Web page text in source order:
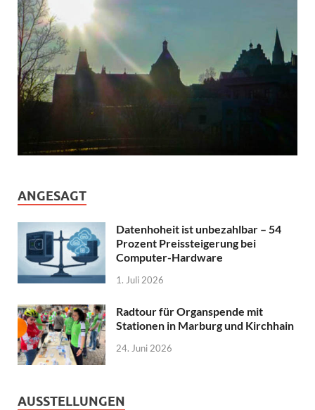
ANGESAGT
Datenhoheit ist unbezahlbar – 54
Prozent Preissteigerung bei
Computer-Hardware
1. Juli 2026
Radtour für Organspende mit
Stationen in Marburg und Kirchhain
24. Juni 2026
AUSSTELLUNGEN